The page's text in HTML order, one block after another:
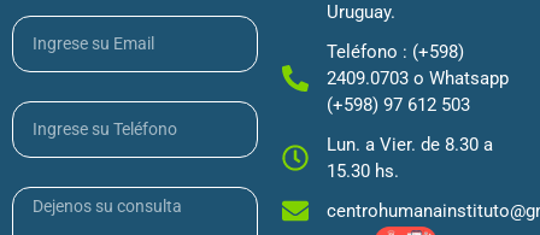
Uruguay.
Teléfono : (+598)
2409.0703 o Whatsapp
(+598) 97 612 503
Lun. a Vier. de 8.30 a
15.30 hs.